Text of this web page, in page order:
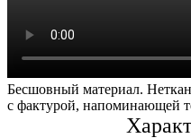
Бесшовный материал.
с фактурой, напоминающей